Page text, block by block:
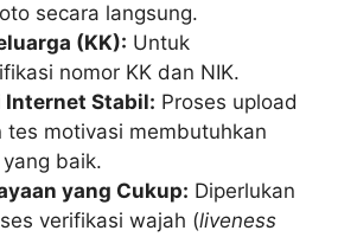
secara langsung.
(KK): Untuk
nomor KK dan NIK.
Internet Stabil: Proses upload
tes motivasi membutuhkan
baik.
yang Cukup: Diperlukan
verifikasi wajah (liveness